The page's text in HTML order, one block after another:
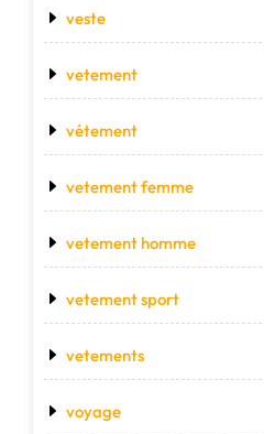
veste
vetement
vétement
vetement femme
vetement homme
vetement sport
vetements
voyage